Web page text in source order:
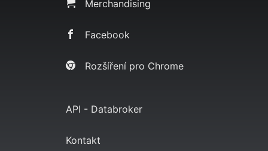
Merchandising
Facebook
Rozšíření pro Chrome
API - Databroker
Kontakt